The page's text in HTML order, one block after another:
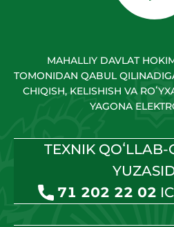
MAHALLIY DAVLAT
TOMONIDAN QABUL
CHIQISH, KELISHISH VA
YAGONA
TEXNIK
71 202 22 02